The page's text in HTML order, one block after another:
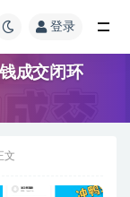
登录
成交闭环
文